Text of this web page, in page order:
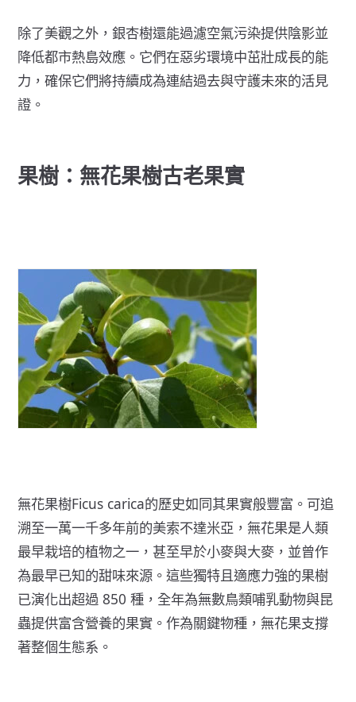
除了美觀之外，銀杏樹還能過濾空氣污染提供陰影並
降低都市熱島效應。它們在惡劣環境中茁壯成長的能
力，確保它們將持續成為連結過去與守護未來的活見
證。
果樹：無花果樹古老果實
無花果樹Ficus carica的歷史如同其果實般豐富。可追
溯至一萬一千多年前的美索不達米亞，無花果是人類
最早栽培的植物之一，甚至早於小麥與大麥，並曾作
為最早已知的甜味來源。這些獨特且適應力強的果樹
已演化出超過850 種，全年為無數鳥類哺乳動物與昆
蟲提供富含營養的果實。作為關鍵物種，無花果支撐
著整個生態系。